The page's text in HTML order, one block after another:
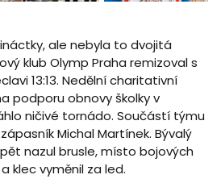
ale nebyla to dvojitá
klub Olymp Praha remizoval s
13:13. Nedělní charitativní
podporu obnovy školky v
ničivé tornádo. Součástí týmu
Michal Martínek. Bývalý
nazul brusle, místo bojových
klec vyměnil za led.